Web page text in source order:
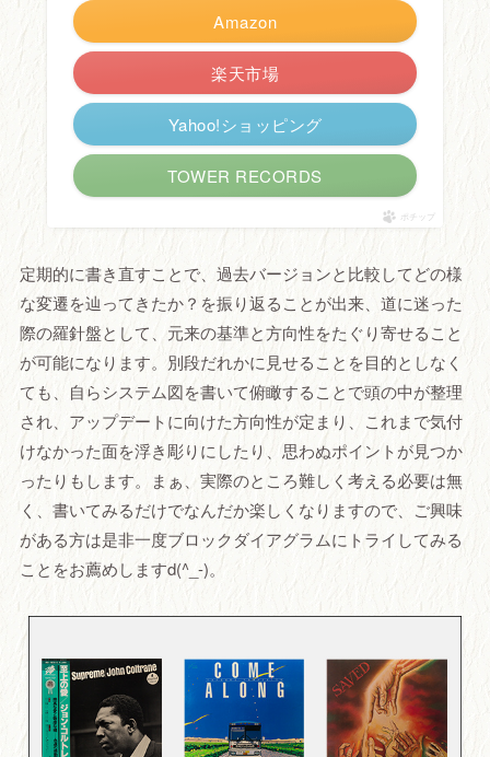
Amazon
楽天市場
Yahoo!ショッピング
TOWER RECORDS
ポチップ
定期的に書き直すことで、過去バージョンと比較してどの様
な変遷を辿ってきたか？を振り返ることが出来、道に迷った
際の羅針盤として、元来の基準と方向性をたぐり寄せること
が可能になります。別段だれかに見せることを目的としなく
ても、自らシステム図を書いて俯瞰することで頭の中が整理
され、アップデートに向けた方向性が定まり、これまで気付
けなかった面を浮き彫りにしたり、思わぬポイントが見つか
ったりもします。まぁ、実際のところ難しく考える必要は無
く、書いてみるだけでなんだか楽しくなりますので、ご興味
がある方は是非一度ブロックダイアグラムにトライしてみる
ことをお薦めしますd(^_-)。